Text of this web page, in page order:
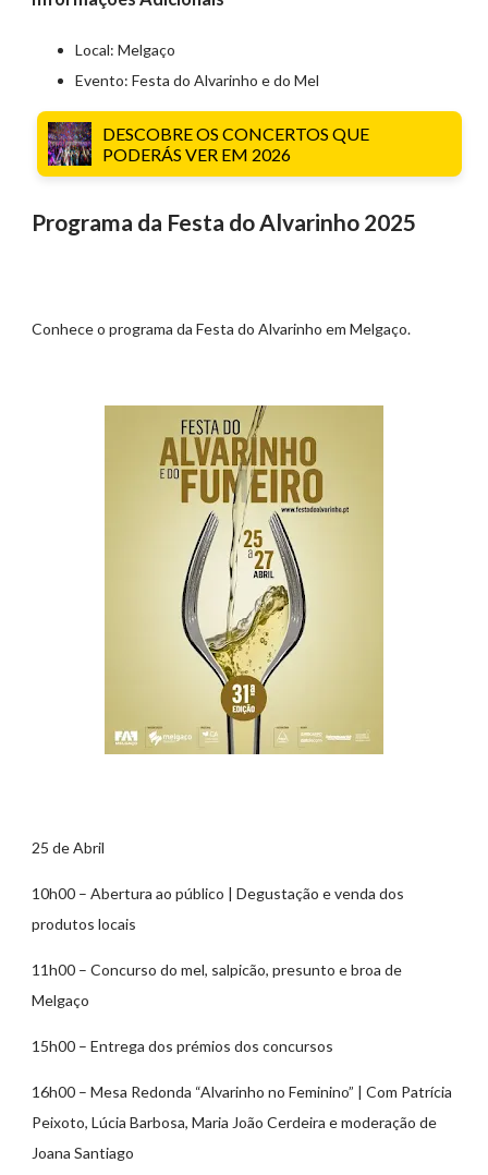
Local: Melgaço
Evento: Festa do Alvarinho e do Mel
DESCOBRE OS CONCERTOS QUE
PODERÁS VER EM 2026
Programa da Festa do Alvarinho 2025
Conhece o programa da Festa do Alvarinho em Melgaço.
25 de Abril
10h00 – Abertura ao público | Degustação e venda dos
produtos locais
11h00 – Concurso do mel, salpicão, presunto e broa de
Melgaço
15h00 – Entrega dos prémios dos concursos
16h00 – Mesa Redonda “Alvarinho no Feminino” | Com Patrícia
Peixoto, Lúcia Barbosa, Maria João Cerdeira e moderação de
Joana Santiago